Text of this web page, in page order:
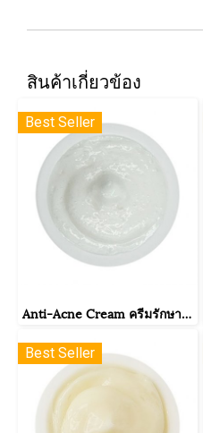
สินค้าเกี่ยวข้อง
Best Seller
Anti-Acne Cream ครีมรักษาสิว
Best Seller